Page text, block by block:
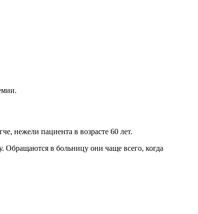
нежели пациента в возрасте 60 лет.
Обращаются в больницу они чаще всего, когда